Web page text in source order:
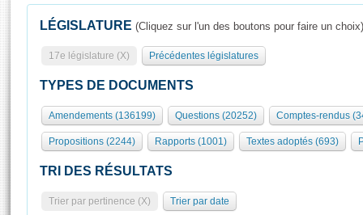
Présidence
577 députés
Groupes politiques
Séance publique
Commissions et autres organes
Europe et International
Pétitions
Rôle et pouvoirs de l'Assemblée
Organisation de l'Assemblée
Présidence Conférence des Présidents Bureau Collège des
Statistiques et chiffres clés
Visiter l'Assemblée
Visite virtuelle du palais Bourbon
Assister à une séance
LÉGISLATURE (Cliquez sur l'un des boutons pour faire un choix)
17e législature (X) Précédentes législatures
TYPES DE DOCUMENTS
Amendements (136199) Questions (20252) Comptes-rendus
Propositions (2244) Rapports (1001) Textes adoptés (693)
TRI DES RÉSULTATS
Trier par pertinence (X) Trier par date